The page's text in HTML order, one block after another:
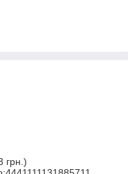
грн.)